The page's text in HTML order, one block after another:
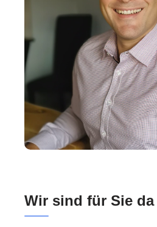
Wir sind für Sie da